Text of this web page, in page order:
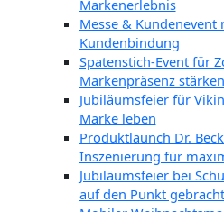
Markenerlebnis
Messe & Kundenevent
Kundenbindung
Spatenstich-Event für
Markenpräsenz stärken
Jubiläumsfeier für
Marke leben
Produktlaunch Dr.
Inszenierung für
Jubiläumsfeier bei
auf den Punkt gebracht